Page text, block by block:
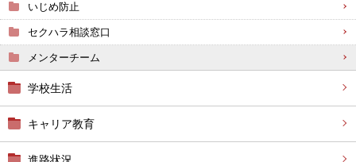
いじめ防止
セクハラ相談窓口
メンターチーム
学校生活
キャリア教育